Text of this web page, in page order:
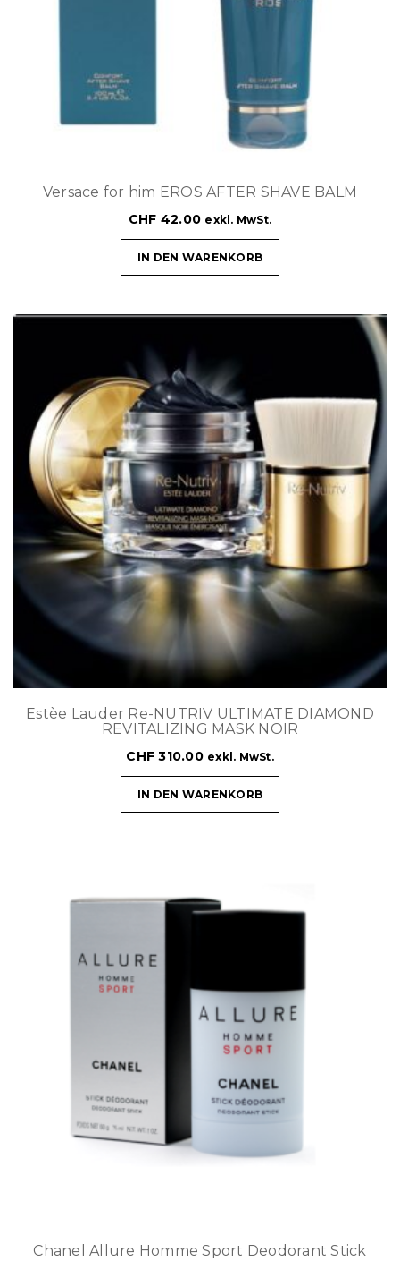
Versace for him EROS AFTER SHAVE BALM
CHF 42.00 exkl. MwSt.
IN DEN WARENKORB
Estèe Lauder Re-NUTRIV ULTIMATE DIAMOND
REVITALIZING MASK NOIR
CHF 310.00 exkl. MwSt.
IN DEN WARENKORB
Chanel Allure Homme Sport Deodorant Stick